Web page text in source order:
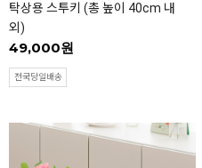
탁상용 스투키 (총 높이 40cm 내
외)
49,000원
전국당일배송